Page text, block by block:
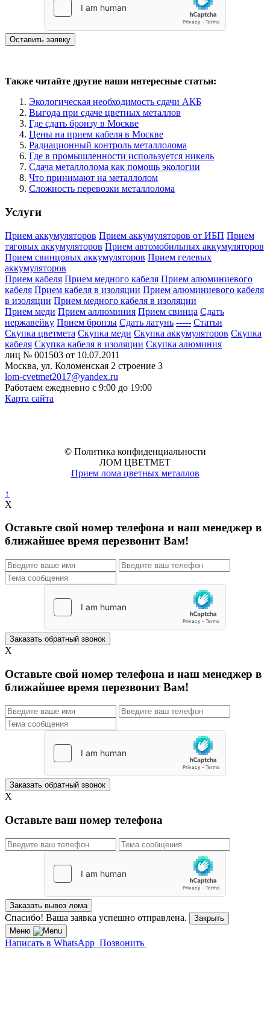
Также читайте другие наши интересные статьи:
Экологическая необходимость сдачи АКБ
Выгода при сдаче цветных металлов
Где сдать бронзу в Москве
Цены на прием кабеля в Москве
Радиационный контроль металлолома
Где в промышленности используется никель
Сдача металлолома как помощь экологии
Что принимают на металлолом
Сложность перевозки металлолома
Услуги
Прием аккумуляторов Прием аккумуляторов от ИБП Прием
тяговых аккумуляторов Прием автомобильных аккумуляторов
Прием свинцовых аккумуляторов Прием гелевых
аккумуляторов
Прием кабеля Прием медного кабеля Прием алюминиевого
кабеля Прием кабеля в изоляции Прием алюминиевого кабеля
в изоляции Прием медного кабеля в изоляции
Прием меди Прием аллюминия Прием свинца Сдать
нержавейку Прием бронзы Сдать латунь ----- Статьи
Скупка цветмета Скупка меди Скупка аккумуляторов Скупка
кабеля Скупка кабеля в изоляции Скупка алюминия
лиц № 001503 от 10.07.2011
Москва, ул. Коломенская 2 строение 3
lom-cvetmet2017@yandex.ru
Работаем ежедневно с 9:00 до 19:00
Карта сайта
© Политика конфиденциальности
ЛОМ ЦВЕТМЕТ
Прием лома цветных металлов
↑
X
Оставьте свой номер телефона и наш менеджер в
ближайшее время перезвонит Вам!
X
Оставьте свой номер телефона и наш менеджер в
ближайшее время перезвонит Вам!
X
Оставьте ваш номер телефона
Спасибо! Ваша заявка успешно отправлена.
Закрыть
Меню
Написать в WhatsApp Позвонить